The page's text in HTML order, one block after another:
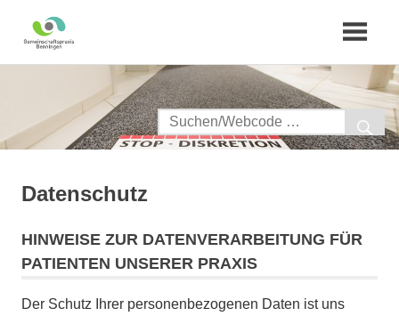
springen
Datenschutz
HINWEISE ZUR DATENVERARBEITUNG FÜR
PATIENTEN UNSERER PRAXIS
Der Schutz Ihrer personenbezogenen Daten ist uns